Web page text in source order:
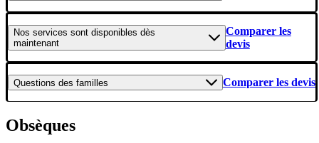
Nos services sont disponibles dès
maintenant
Comparer les
devis
Questions des familles Comparer les devis
Obsèques